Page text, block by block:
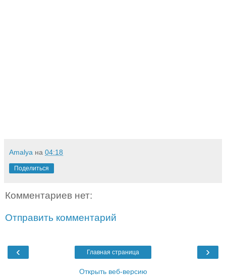
Amalya на 04:18
Поделиться
Комментариев нет:
Отправить комментарий
‹ ›
Главная страница
Открыть веб-версию